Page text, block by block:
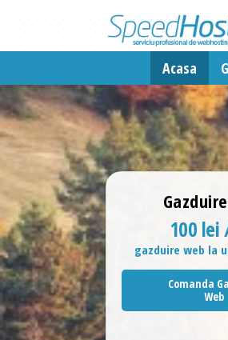
Acasa
100 lei
gazduire web la
Comanda
Web